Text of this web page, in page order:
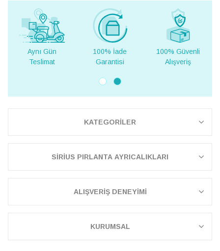
100% İade
Garantisi
100% Güvenli
Alışveriş
Yurt Dışına
Teslimat
KATEGORİLER
SİRİUS PIRLANTA AYRICALIKLARI
ALIŞVERİŞ DENEYİMİ
KURUMSAL